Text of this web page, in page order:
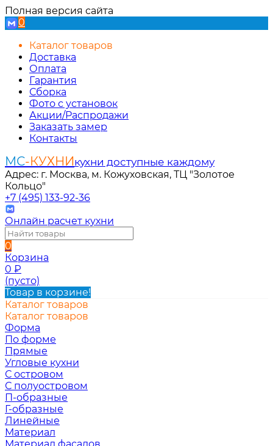
Полная версия сайта
0
Каталог товаров
Доставка
Оплата
Гарантия
Сборка
Фото с установок
Акции/Распродажи
Заказать замер
Контакты
МС-КУХНИкухни доступные каждому
Адрес: г. Москва, м. Кожуховская, ТЦ "Золотое
Кольцо"
+7 (495) 133-92-36
Онлайн расчет кухни
0
Корзина
0 ₽
(пусто)
Товар в корзине!
Каталог товаров
Каталог товаров
Форма
По форме
Прямые
Угловые кухни
С островом
С полуостровом
П-образные
Г-образные
Линейные
Материал